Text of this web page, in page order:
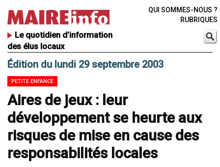
Le quotidien d’information
des élus locaux
QUI SOMMES-NOUS ?
RUBRIQUES
Édition du lundi 29 septembre 2003
PETITE ENFANCE
Aires de jeux : leur
développement se heurte aux
risques de mise en cause des
responsabilités locales